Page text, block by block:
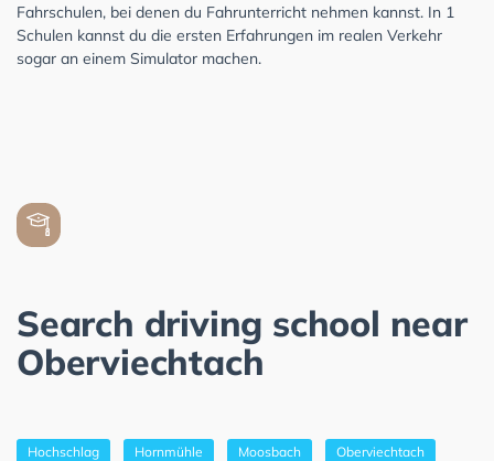
Fahrschulen, bei denen du Fahrunterricht nehmen kannst. In 1
Schulen kannst du die ersten Erfahrungen im realen Verkehr
sogar an einem Simulator machen.
Search driving school near
Oberviechtach
Hochschlag Hornmühle Moosbach Oberviechtach